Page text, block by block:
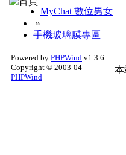
MyChat 數位男女
»
手機玻璃膜專區
Powered by PHPWind v1.3.6
Copyright © 2003-04
PHPWind
本